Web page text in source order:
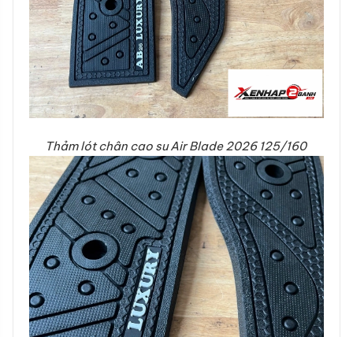
Thảm lót chân cao su Air Blade 2026 125/160